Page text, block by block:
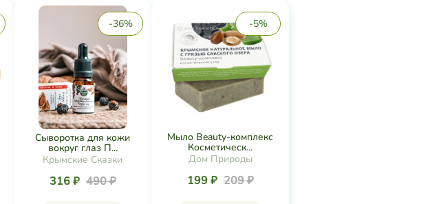
-36%
Сыворотка для кожи
вокруг глаз П...
Крымские Сказки
316 ₽ 490 ₽
-5%
Мыло Beauty-комплекс
Косметическ...
Дом Природы
199 ₽ 209 ₽